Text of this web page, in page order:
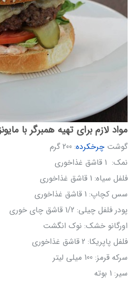
مواد لازم برای تهیه همبرگر با
گوشت چرخکرده: 200 گرم
نمک: 1 قاشق غذاخوری
فلفل سیاه: 1 قاشق غذاخوری
سس کچاپ: 1 قاشق غذاخوری
پودر فلفل چیلی: 1/2 قاشق چای خوری
اورگانو خشک: نوک انگشت
فلفل پاپریکا: 2 قاشق غذاخوری
سرکه قرمز: 100 میلی لیتر
سیر: 1 بوته